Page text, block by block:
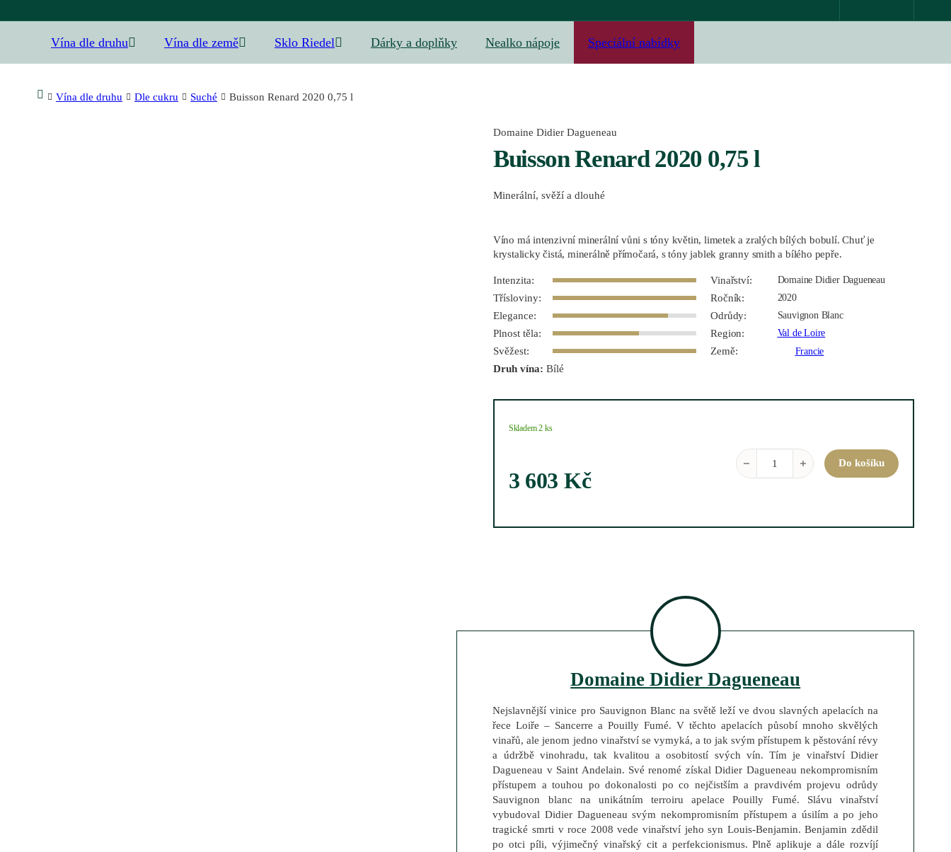
Vína dle druhu Vína dle země Sklo Riedel Dárky a doplňky Nealko nápoje Speciální nabídky
Vína dle druhu Dle cukru Suché Buisson Renard 2020 0,75 l
Domaine Didier Dagueneau
Buisson Renard 2020 0,75 l
Minerální, svěží a dlouhé
Víno má intenzivní minerální vůni s tóny květin, limetek a zralých bílých bobulí. Chuť je
krystalicky čistá, minerálně přímočará, s tóny jablek granny smith a bílého pepře.
Intenzita:
Třísloviny:
Elegance:
Plnost těla:
Svěžest:
Vinařství: Domaine Didier Dagueneau
Ročník: 2020
Odrůdy: Sauvignon Blanc
Region: Val de Loire
Země: Francie
Druh vína: Bílé
Skladem 2 ks
3 603 Kč
Buisson Renard 2020 0,75 l množství
Do košíku
Domaine Didier Dagueneau
Nejslavnější vinice pro Sauvignon Blanc na světě leží ve dvou slavných apelacích na
řece Loiře – Sancerre a Pouilly Fumé. V těchto apelacích působí mnoho skvělých
vinařů, ale jenom jedno vinařství se vymyká, a to jak svým přístupem k pěstování révy
a údržbě vinohradu, tak kvalitou a osobitostí svých vín. Tím je vinařství Didier
Dagueneau v Saint Andelain. Své renomé získal Didier Dagueneau nekompromisním
přístupem a touhou po dokonalosti po co nejčistším a pravdivém projevu odrůdy
Sauvignon blanc na unikátním terroiru apelace Pouilly Fumé. Slávu vinařství
vybudoval Didier Dagueneau svým nekompromisním přístupem a úsilím a po jeho
tragické smrti v roce 2008 vede vinařství jeho syn Louis-Benjamin. Benjamin zdědil
po otci píli, výjimečný vinařský cit a perfekcionismus. Plně aplikuje a dále rozvíjí